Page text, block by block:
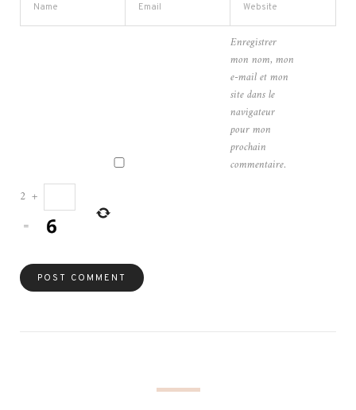
Enregistrer
mon nom, mon
e-mail et mon
site dans le
navigateur
pour mon
prochain
commentaire.
2 +
=